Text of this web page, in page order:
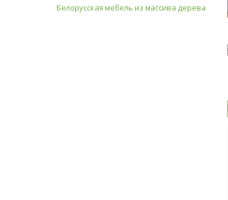
Белорусская мебель из массива дерева